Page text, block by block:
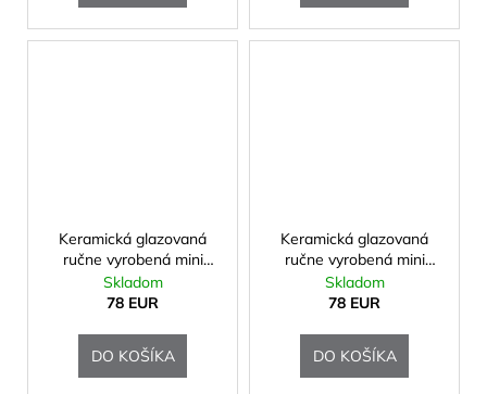
Keramická glazovaná
ručne vyrobená mini
urna
Skladom
78 EUR
DO KOŠÍKA
Keramická glazovaná
ručne vyrobená mini
urna
Skladom
78 EUR
DO KOŠÍKA